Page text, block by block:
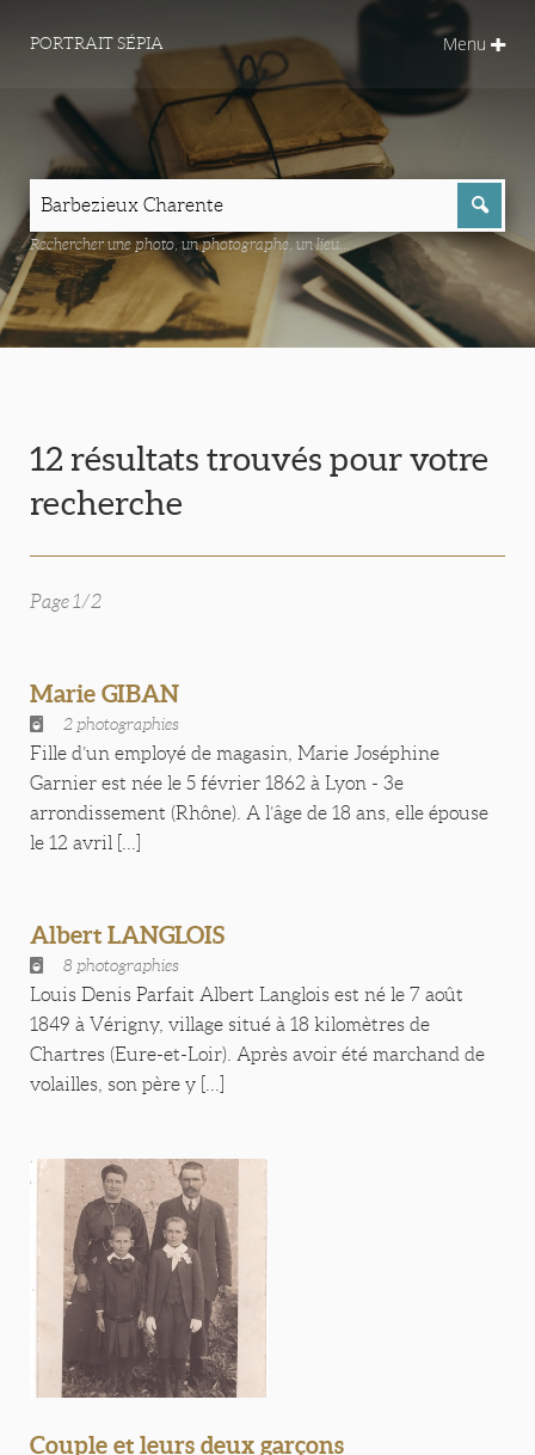
PORTRAIT SÉPIA Menu
Rechercher une photo, un photographe, un lieu...
12 résultats trouvés pour votre
recherche
Page 1/2
Marie GIBAN
2 photographies
Fille d’un employé de magasin, Marie Joséphine
Garnier est née le 5 février 1862 à Lyon - 3e
arrondissement (Rhône). A l’âge de 18 ans, elle épouse
le 12 avril [...]
Albert LANGLOIS
8 photographies
Louis Denis Parfait Albert Langlois est né le 7 août
1849 à Vérigny, village situé à 18 kilomètres de
Chartres (Eure-et-Loir). Après avoir été marchand de
volailles, son père y [...]
Couple et leurs deux garçons